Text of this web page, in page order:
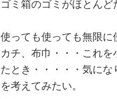
ゴミ箱のゴミがほとん
使っても使っても無限
カチ、布巾・・・これ
たとき・・・・・気に
を考えてみたい。